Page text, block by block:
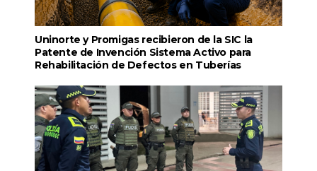
Uninorte y Promigas recibieron de la SIC la
Patente de Invención Sistema Activo para
Rehabilitación de Defectos en Tuberías